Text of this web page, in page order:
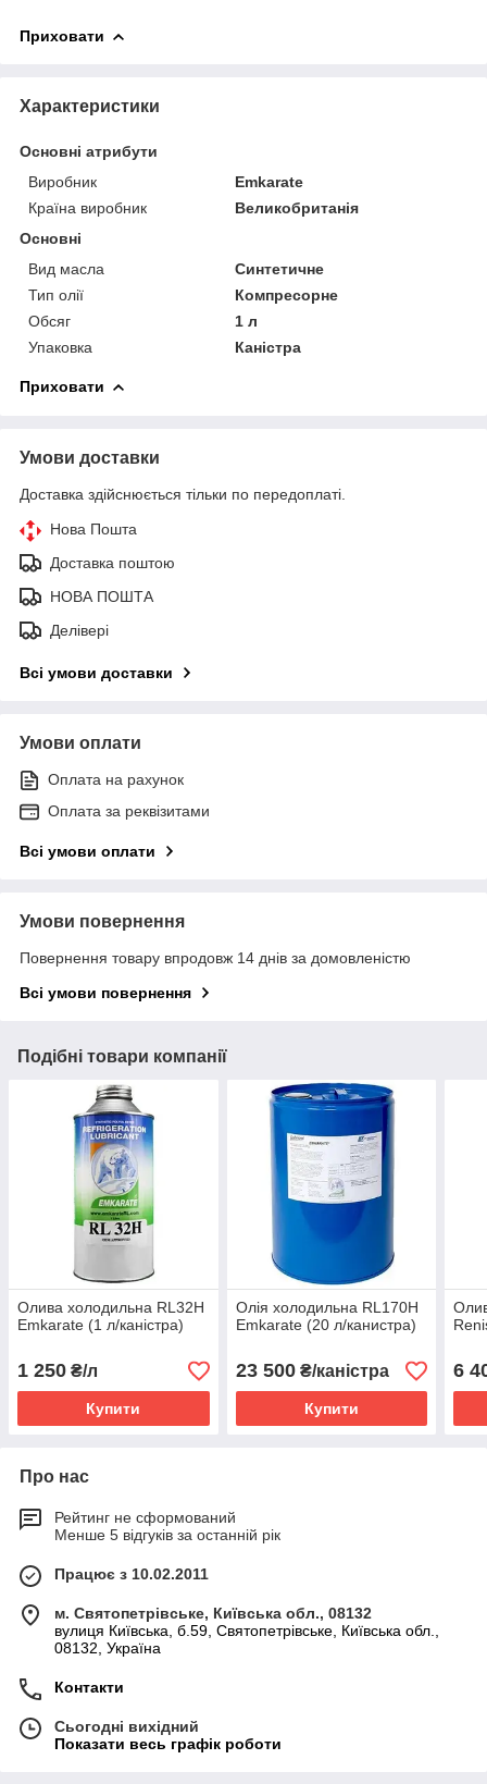
Приховати
Характеристики
Основні атрибути
Виробник
Emkarate
Країна виробник
Великобританія
Основні
Вид масла
Синтетичне
Тип олії
Компресорне
Обсяг
1 л
Упаковка
Каністра
Приховати
Умови доставки
Доставка здійснюється тільки по передоплаті.
Нова Пошта
Доставка поштою
НОВА ПОШТА
Делівері
Всі умови доставки
Умови оплати
Оплата на рахунок
Оплата за реквізитами
Всі умови оплати
Умови повернення
Повернення товару впродовж 14 днів за домовленістю
Всі умови повернення
Подібні товари компанії
Олива холодильна RL32H
Emkarate (1 л/каністра)
1 250 ₴/л
Купити
Олія холодильна RL170H
Emkarate (20 л/канистра)
23 500₴/каністра
Купити
6
Про нас
Рейтинг не сформований
Менше 5 відгуків за останній рік
Працює з 10.02.2011
м. Святопетрівське, Київська обл., 08132
вулиця Київська, б.59, Святопетрівське, Київська обл.,
08132, Україна
Контакти
Сьогодні вихідний
Показати весь графік роботи